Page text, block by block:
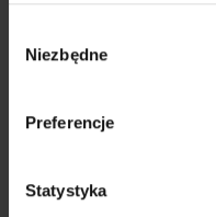
zgody
Niezbędne
Preferencje
Statystyka
Liptovský Mikuláš